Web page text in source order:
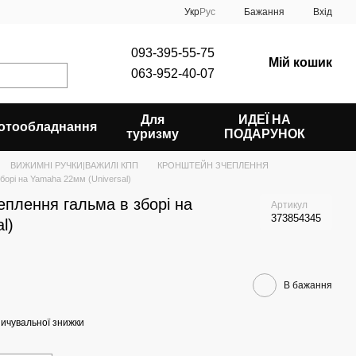
УкрРус Бажання Вхід
093-395-55-75
063-952-40-07
Мій кошик
Для
туризму
ИДЕЇ НА
ПОДАРУНОК
ВИЖИМНІ РУЧКИ|ВАЖИЛІ КПП
КРОНШТЕЙН ЗЧЕПЛЕННЯ
на Yamaha 22мм (Universal)
гальма в зборі на
Артикул
373854345
В бажання
знижки